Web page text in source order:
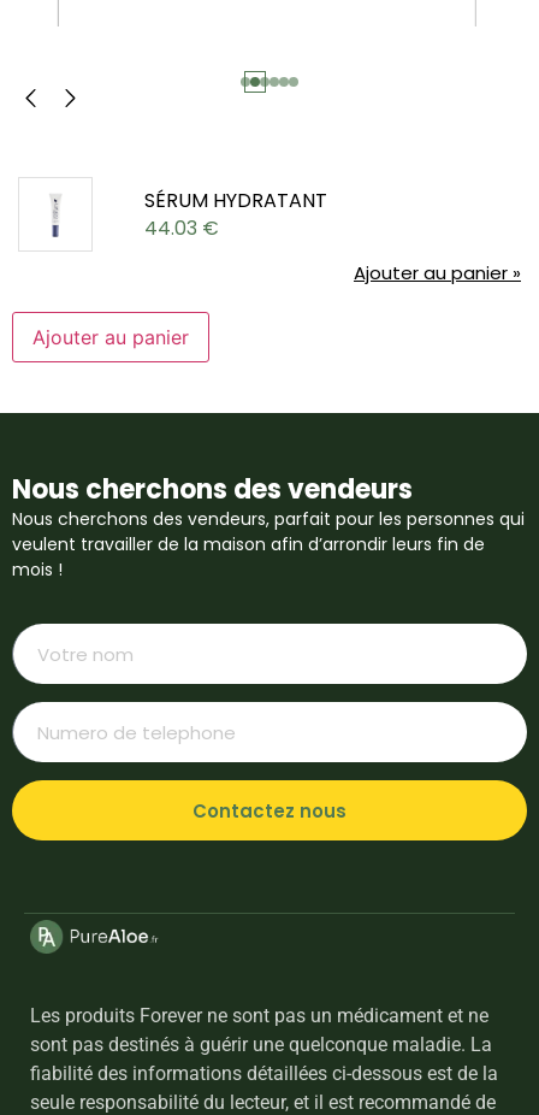
SÉRUM HYDRATANT
44.03 €
Ajouter au panier »
Ajouter au panier
Nous cherchons des vendeurs
Nous cherchons des vendeurs, parfait pour les personnes qui
veulent travailler de la maison afin d’arrondir leurs fin de
mois !
Contactez nous
Les produits Forever ne sont pas un médicament et ne
sont pas destinés à guérir une quelconque maladie. La
fiabilité des informations détaillées ci-dessous est de la
seule responsabilité du lecteur, et il est recommandé de